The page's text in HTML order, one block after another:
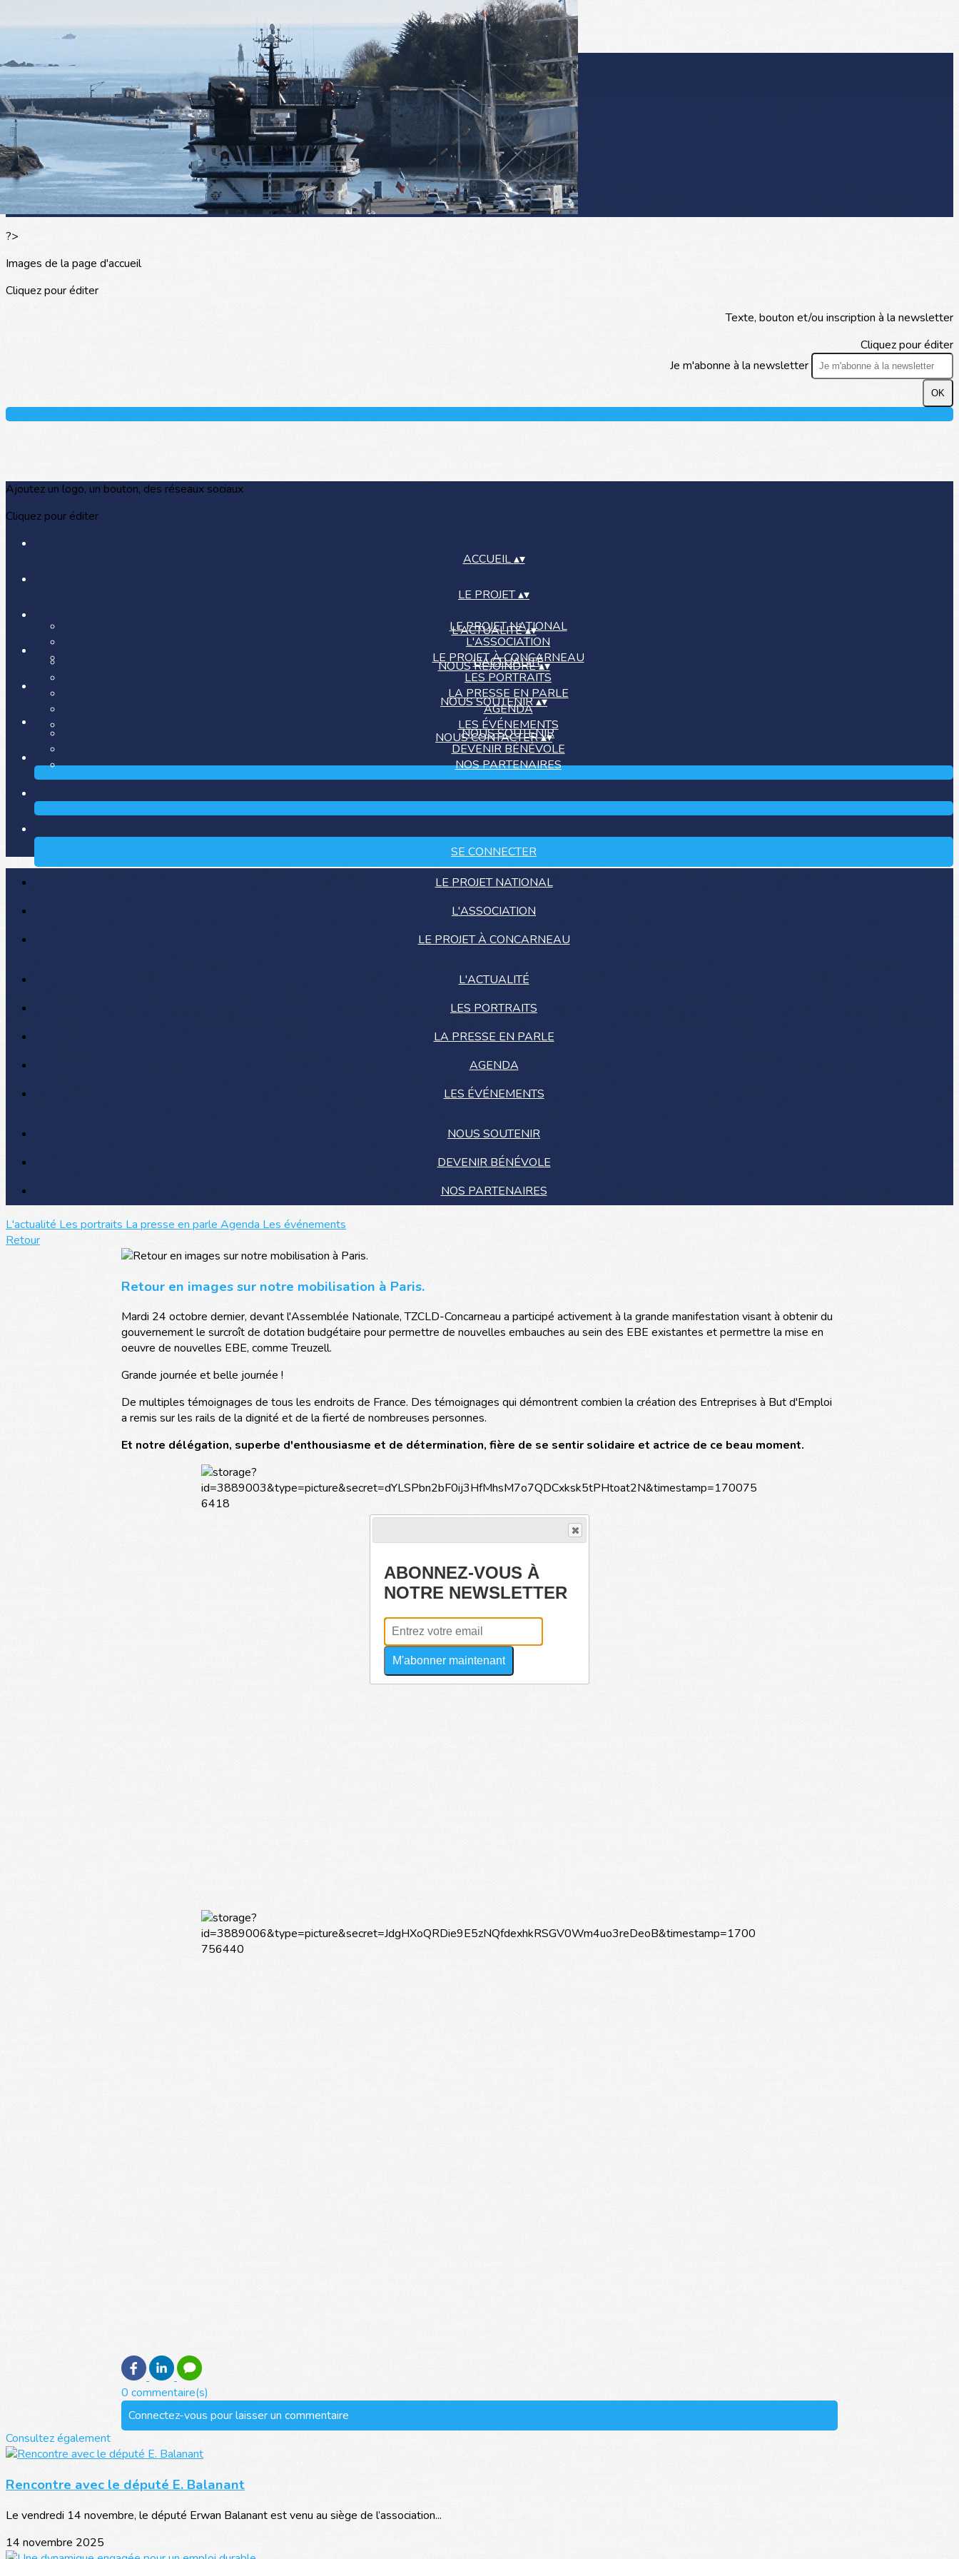
Exporter toutes les colonnes
Exporter uniquement les colonnes affichées
Menu
<
>
L'actualité
Les portraits
La presse en parle
Agenda
Les événements
?>
Images de la page d'accueil
Cliquez pour éditer
Texte, bouton et/ou inscription à la newsletter
Cliquez pour éditer
Je m'abonne à la newsletter
OK
Ajoutez un logo, un bouton, des réseaux sociaux
Cliquez pour éditer
ACCUEIL▴▾
LE PROJET▴▾
LE PROJET NATIONAL
L'ASSOCIATION
LE PROJET À CONCARNEAU
L'ACTUALITÉ▴▾
L'ACTUALITÉ
LES PORTRAITS
LA PRESSE EN PARLE
AGENDA
LES ÉVÉNEMENTS
NOUS REJOINDRE▴▾
NOUS SOUTENIR▴▾
NOUS SOUTENIR
DEVENIR BÉNÉVOLE
NOS PARTENAIRES
NOUS CONTACTER▴▾
SE CONNECTER
LE PROJET NATIONAL
L'ASSOCIATION
LE PROJET À CONCARNEAU
L'ACTUALITÉ
LES PORTRAITS
LA PRESSE EN PARLE
AGENDA
LES ÉVÉNEMENTS
NOUS SOUTENIR
DEVENIR BÉNÉVOLE
NOS PARTENAIRES
L'actualité Les portraits La presse en parle Agenda Les événements
Retour
Retour en images sur notre mobilisation à Paris.
Mardi 24 octobre dernier, devant l'Assemblée Nationale, TZCLD-Concarneau a participé activement à la grande manifestation visant à obtenir du
gouvernement le surcroît de dotation budgétaire pour permettre de nouvelles embauches au sein des EBE existantes et permettre la mise en
oeuvre de nouvelles EBE, comme Treuzell.
Grande journée et belle journée !
De multiples témoignages de tous les endroits de France. Des témoignages qui démontrent combien la création des Entreprises à But d'Emploi
a remis sur les rails de la dignité et de la fierté de nombreuses personnes.
Et notre délégation, superbe d'enthousiasme et de détermination, fière de se sentir solidaire et actrice de ce beau moment.
0 commentaire(s)
Connectez-vous pour laisser un commentaire
Consultez également
Rencontre avec le député E. Balanant
Le vendredi 14 novembre, le député Erwan Balanant est venu au siège de l’association...
14 novembre 2025
ABONNEZ-VOUS À
NOTRE NEWSLETTER
M'abonner maintenant